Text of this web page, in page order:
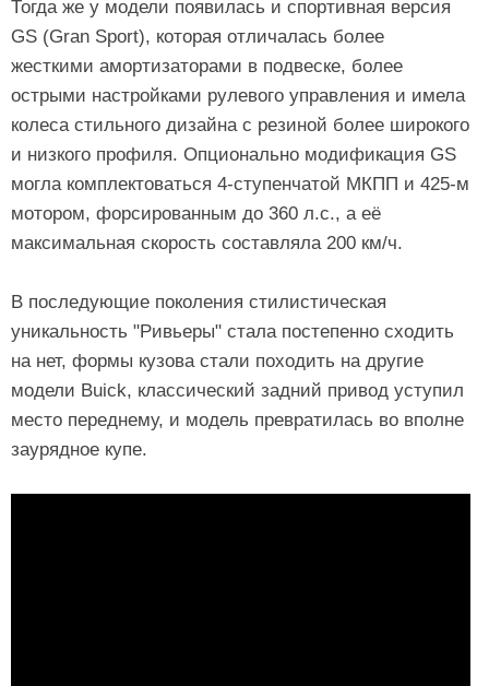
Тогда же у модели появилась и спортивная версия
GS (Gran Sport), которая отличалась более
жесткими амортизаторами в подвеске, более
острыми настройками рулевого управления и имела
колеса стильного дизайна с резиной более широкого
и низкого профиля. Опционально модификация GS
могла комплектоваться 4-ступенчатой МКПП и 425-м
мотором, форсированным до 360 л.с., а её
максимальная скорость составляла 200 км/ч.
В последующие поколения стилистическая
уникальность "Ривьеры" стала постепенно сходить
на нет, формы кузова стали походить на другие
модели Buick, классический задний привод уступил
место переднему, и модель превратилась во вполне
заурядное купе.